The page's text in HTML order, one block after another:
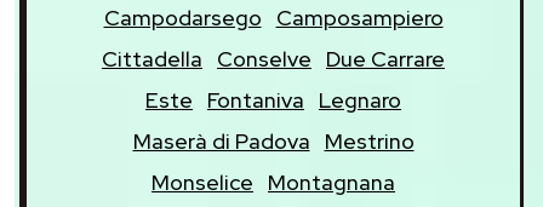
Campodarsego
Camposampiero
Cittadella
Conselve
Due Carrare
Este
Fontaniva
Legnaro
Maserà di Padova
Mestrino
Monselice
Montagnana